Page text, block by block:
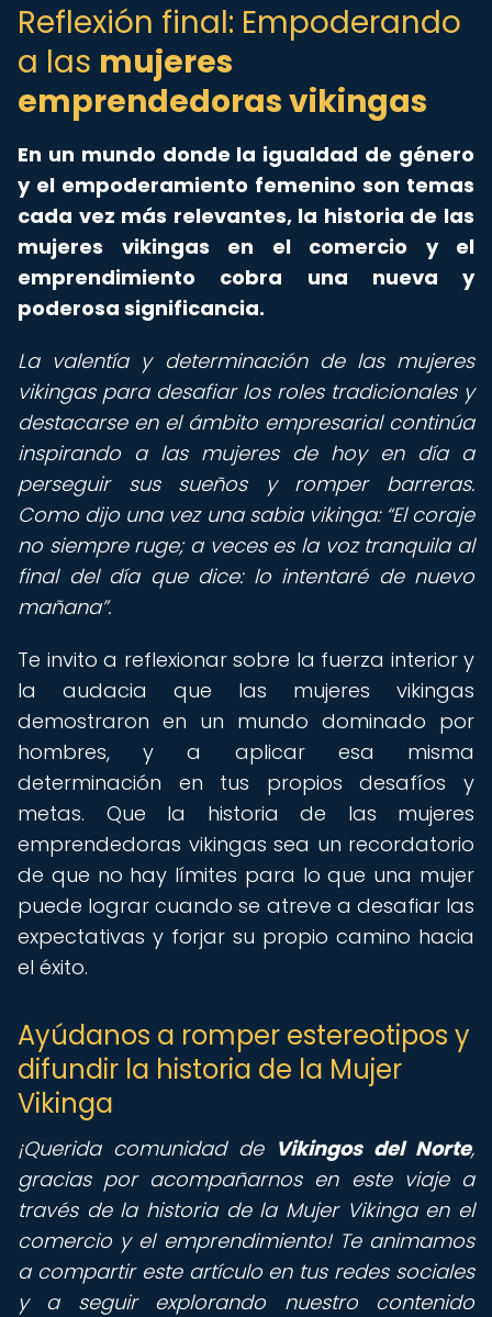
Reflexión final: Empoderando
a las mujeres
emprendedoras vikingas
En un mundo donde la igualdad de género
y el empoderamiento femenino son temas
cada vez más relevantes, la historia de las
mujeres vikingas en el comercio y el
emprendimiento cobra una nueva y
poderosa significancia.
La valentía y determinación de las mujeres
vikingas para desafiar los roles tradicionales y
destacarse en el ámbito empresarial continúa
inspirando a las mujeres de hoy en día a
perseguir sus sueños y romper barreras.
Como dijo una vez una sabia vikinga: El coraje
no siempre ruge; a veces es la voz tranquila al
final del día que dice: lo intentaré de nuevo
mañana .
Te invito a reflexionar sobre la fuerza interior y
la audacia que las mujeres vikingas
demostraron en un mundo dominado por
hombres, y a aplicar esa misma
determinación en tus propios desafíos y
metas. Que la historia de las mujeres
emprendedoras vikingas sea un recordatorio
de que no hay límites para lo que una mujer
puede lograr cuando se atreve a desafiar las
expectativas y forjar su propio camino hacia
el éxito.
Ayúdanos a romper estereotipos y
difundir la historia de la Mujer
Vikinga
¡Querida comunidad de Vikingos del Norte,
gracias por acompañarnos en este viaje a
través de la historia de la Mujer Vikinga en el
comercio y el emprendimiento! Te animamos
a compartir este artículo en tus redes sociales
y a seguir explorando nuestro contenido